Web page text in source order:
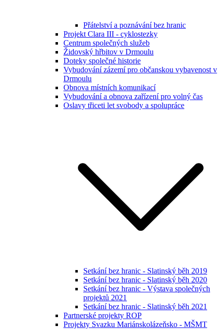
Přátelství a poznávání bez hranic
Projekt Clara III - cyklostezky
Centrum společných služeb
Židovský hřbitov v Drmoulu
Doteky společné historie
Vybudování zázemí pro občanskou vybavenost v
Drmoulu
Obnova místních komunikací
Vybudování a obnova zařízení pro volný čas
Oslavy třiceti let svobody a spolupráce
Setkání bez hranic - Slatinský běh 2019
Setkání bez hranic - Slatinský běh 2020
Setkání bez hranic - Výstava společných
projektů 2021
Setkání bez hranic - Slatinský běh 2021
Partnerské projekty ROP
Projekty Svazku Mariánskolázeňsko - MŠMT